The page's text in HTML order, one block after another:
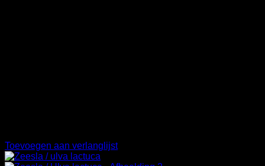
Toevoegen aan verlanglijst